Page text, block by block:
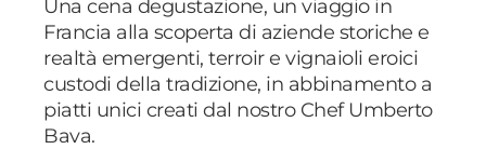
Una cena degustazione, un viaggio in
Francia alla scoperta di aziende storiche e
realtà emergenti, terroir e vignaioli eroici
custodi della tradizione, in abbinamento a
piatti unici creati dal nostro Chef Umberto
Bava.